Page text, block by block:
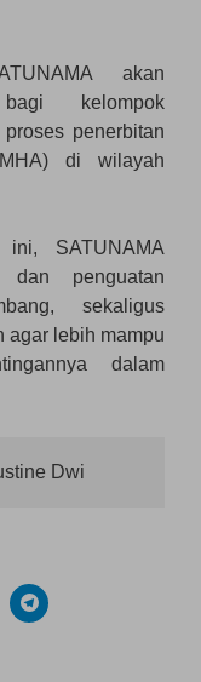
akan
bagi kelompok
penerbitan
di wilayah
SATUNAMA
dan penguatan
sekaligus
agar lebih mampu
dalam
Dwi
K
l